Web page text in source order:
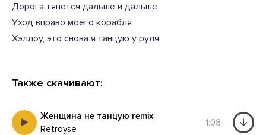
Дорога тянется дальше и дальше
Уход вправо моего корабля
Хэллоу, это снова я танцую у руля
Также скачивают:
Женщина не танцую remix
Retroyse
1:08